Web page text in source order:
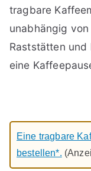
tragbare
unabhängig
Raststätten
eine
Eine tragbare
bestellen*.